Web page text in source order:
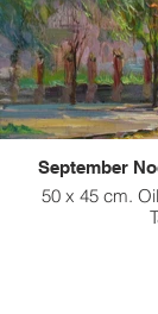
September
50 x 45 cm.